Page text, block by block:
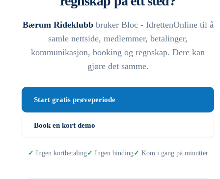
Bærum Rideklubbbruker Bloc - IdrettenOnline til å
samle nettside, medlemmer, betalinger,
kommunikasjon, booking og regnskap. Dere kan
gjøre det samme.
Start gratis prøveperiode
Book en kort demo
Ingen kortbetaling Ingen binding Kom i gang på minutter